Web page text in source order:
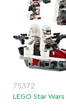
75372
LEGO Star Wars